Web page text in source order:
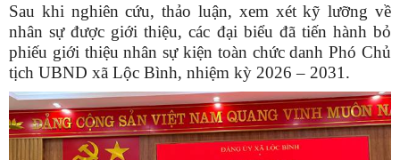
Sau khi nghiên cứu, thảo luận, xem xét kỹ lưỡng về
nhân sự được giới thiệu, các đại biểu đã tiến hành bỏ
phiếu giới thiệu nhân sự kiện toàn chức danh Phó Chủ
tịch UBND xã Lộc Bình, nhiệm kỳ 2026 – 2031.